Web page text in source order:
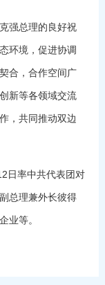
强总理的良好祝
环境，促进协调
合，合作空间广
新等各领域交流
，共同推动双边
率中共代表团对
总理兼外长彼得
业等。